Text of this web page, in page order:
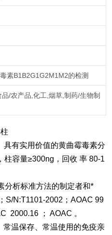
素B1B2G1G2M1M2的检测
品/农产品,化工,烟草,制药/生物制
具有实用价值的黄曲霉毒素分
柱容量≥300ng，回收 率 80-1
分析标准方法的制定者和*
S/N:T1101-2002；AOAC 99
2000.16 ； AOAC 。
温保存、常温使用的免疫亲